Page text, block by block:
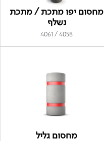
מחסום יפו מתכת / מתכת
נשלף
4058 / 4061
מחסום גליל